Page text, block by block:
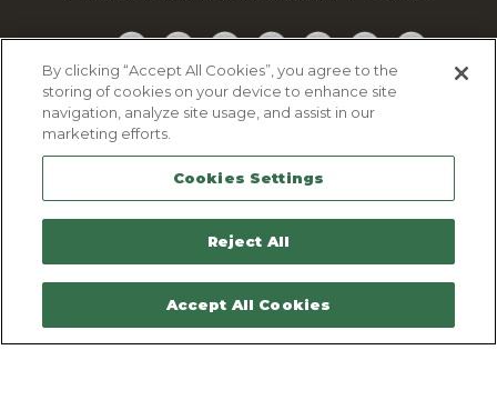
Facebook
TwitterYouTubePinterestInstagramLinkedInTikTok
Politique d'utilisation des cookies
Politique de confidentialité
Mentions légales
Plan du site
Contactez-nous
By clicking “Accept All Cookies”, you agree to the
storing of cookies on your device to enhance site
navigation, analyze site usage, and assist in our
marketing efforts.
Cookies Settings
Reject All
Accept All Cookies